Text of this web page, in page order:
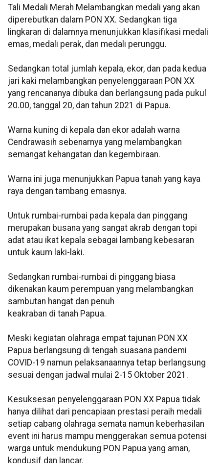
Tali Medali Merah Melambangkan medali yang akan
diperebutkan dalam PON XX. Sedangkan tiga
lingkaran di dalamnya menunjukkan klasifikasi medali
emas, medali perak, dan medali perunggu.
Sedangkan total jumlah kepala, ekor, dan pada kedua
jari kaki melambangkan penyelenggaraan PON XX
yang rencananya dibuka dan berlangsung pada pukul
20.00, tanggal 20, dan tahun 2021 di Papua.
Warna kuning di kepala dan ekor adalah warna
Cendrawasih sebenarnya yang melambangkan
semangat kehangatan dan kegembiraan.
Warna ini juga menunjukkan Papua tanah yang kaya
raya dengan tambang emasnya.
Untuk rumbai-rumbai pada kepala dan pinggang
merupakan busana yang sangat akrab dengan topi
adat atau ikat kepala sebagai lambang kebesaran
untuk kaum laki-laki.
Sedangkan rumbai-rumbai di pinggang biasa
dikenakan kaum perempuan yang melambangkan
sambutan hangat dan penuh
keakraban di tanah Papua.
Meski kegiatan olahraga empat tajunan PON XX
Papua berlangsung di tengah suasana pandemi
COVID-19 namun pelaksanaannya tetap berlangsung
sesuai dengan jadwal mulai 2-15 Oktober 2021.
Kesuksesan penyelenggaraan PON XX Papua tidak
hanya dilihat dari pencapiaan prestasi peraih medali
setiap cabang olahraga semata namun keberhasilan
event ini harus mampu menggerakan semua potensi
warga untuk mendukung PON Papua yang aman,
kondusif dan lancar.